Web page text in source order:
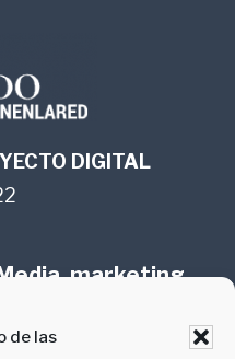
de las
DIGITAL
marketing